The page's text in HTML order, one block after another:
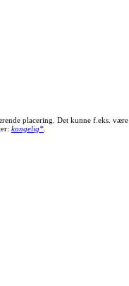
placering. Det kunne f.eks. være
kongelig*.